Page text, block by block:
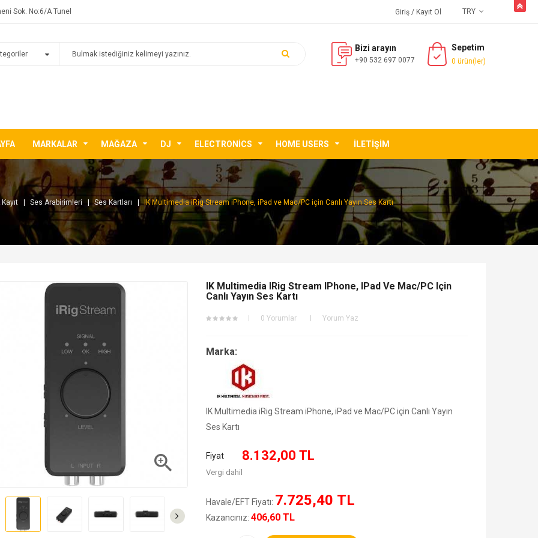
Sok. No:6/A Tunel TRY
Giriş / Kayıt Ol
Bizi arayın
+90 532 697 0077
Sepetim
0 ürün(ler)
MARKALAR MAĞAZA DJ ELECTRONICS HOME USERS İLETIŞIM
Ses Arabirimleri Ses Kartları IK Multimedia iRig Stream iPhone, iPad ve Mac/PC için Canlı Yayın Ses Kartı

IK Multimedia IRig Stream IPhone, IPad Ve Mac/PC Için
Canlı Yayın Ses Kartı
0 Yorumlar Yorum Yaz
Marka:
IK Multimedia iRig Stream iPhone, iPad ve Mac/PC için Canlı Yayın
Ses Kartı
Fiyat 8.132,00 TL
Vergi dahil
Havale/EFT Fiyatı: 7.725,40 TL
Kazancınız: 406,60 TL